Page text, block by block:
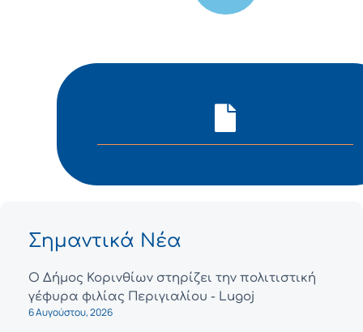
Σημαντικά Νέα
Ο Δήμος Κορινθίων στηρίζει την πολιτιστική
γέφυρα φιλίας Περιγιαλίου - Lugoj
6 Αυγούστου, 2026